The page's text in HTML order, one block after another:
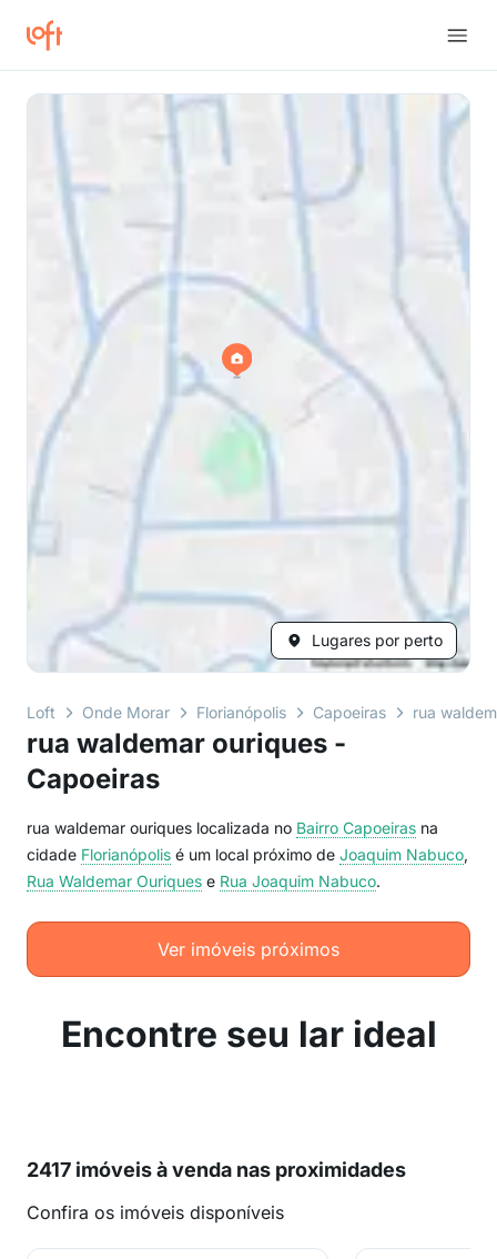
Lugares por perto
Loft Onde Morar Florianópolis Capoeiras rua
rua waldemar ouriques -
Capoeiras
rua waldemar ouriques localizada no Bairro Capoeiras na
cidade Florianópolis é um local próximo de Joaquim Nabuco,
Rua Waldemar Ouriques e Rua Joaquim Nabuco.
Ver imóveis próximos
Encontre seu lar ideal
2417 imóveis à venda nas proximidades
Confira os imóveis disponíveis